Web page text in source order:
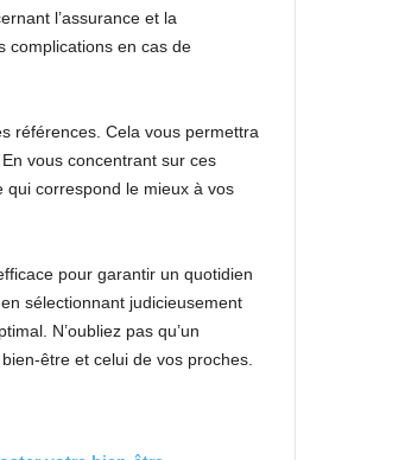
l’assurance et la
complications en cas de
références. Cela vous permettra
vous concentrant sur ces
correspond le mieux à vos
pour garantir un quotidien
sélectionnant judicieusement
N’oubliez pas qu’un
être et celui de vos proches.